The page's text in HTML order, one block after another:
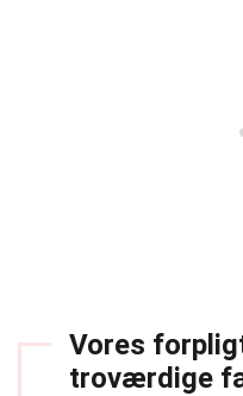
Vores
troværdige